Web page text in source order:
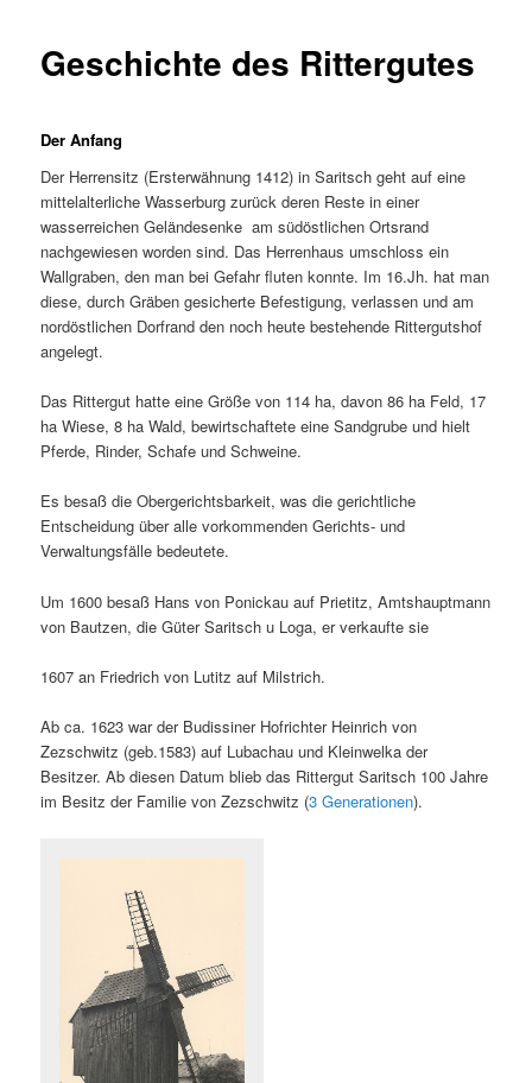
Geschichte des Rittergutes
Der Anfang
Der Herrensitz (Ersterwähnung 1412) in Saritsch geht auf eine
mittelalterliche Wasserburg zurück deren Reste in einer
wasserreichen Geländesenke am südöstlichen Ortsrand
nachgewiesen worden sind. Das Herrenhaus umschloss ein
Wallgraben, den man bei Gefahr fluten konnte. Im 16.Jh. hat man
diese, durch Gräben gesicherte Befestigung, verlassen und am
nordöstlichen Dorfrand den noch heute bestehende Rittergutshof
angelegt.
Das Rittergut hatte eine Größe von 114 ha, davon 86 ha Feld, 17
ha Wiese, 8 ha Wald, bewirtschaftete eine Sandgrube und hielt
Pferde, Rinder, Schafe und Schweine.
Es besaß die Obergerichtsbarkeit, was die gerichtliche
Entscheidung über alle vorkommenden Gerichts- und
Verwaltungsfälle bedeutete.
Um 1600 besaß Hans von Ponickau auf Prietitz, Amtshauptmann
von Bautzen, die Güter Saritsch u Loga, er verkaufte sie
1607 an Friedrich von Lutitz auf Milstrich.
Ab ca. 1623 war der Budissiner Hofrichter Heinrich von
Zezschwitz (geb.1583) auf Lubachau und Kleinwelka der
Besitzer. Ab diesen Datum blieb das Rittergut Saritsch 100 Jahre
im Besitz der Familie von Zezschwitz (3 Generationen).